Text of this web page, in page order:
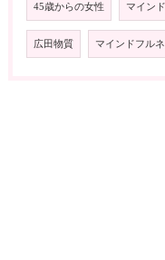
45歳からの女性 マイン
広田物質 マインドフル